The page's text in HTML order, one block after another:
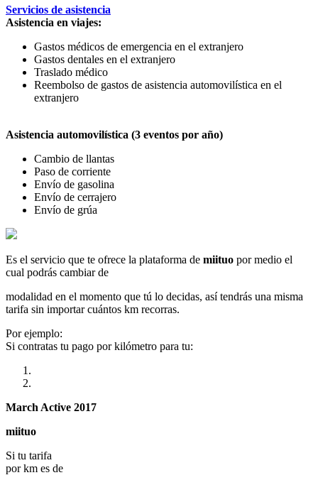
Servicios de asistencia
Asistencia en viajes:
Gastos médicos de emergencia en el extranjero
Gastos dentales en el extranjero
Traslado médico
Reembolso de gastos de asistencia automovilística en el
extranjero
Asistencia automovilística (3 eventos por año)
Cambio de llantas
Paso de corriente
Envío de gasolina
Envío de cerrajero
Envío de grúa
Es el servicio que te ofrece la plataforma de miituo por medio el
cual podrás cambiar de
modalidad en el momento que tú lo decidas, así tendrás una misma
tarifa sin importar cuántos km recorras.
Por ejemplo:
Si contratas tu pago por kilómetro para tu:
March Active 2017
miituo
Si tu tarifa
por km es de